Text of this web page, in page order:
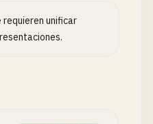
requieren unificar